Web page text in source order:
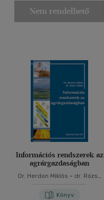
Nem rendelhető
Információs rendszerek az
agrárgazdaságban
Dr. Herdon Miklós - dr. Rózsa
Könyv